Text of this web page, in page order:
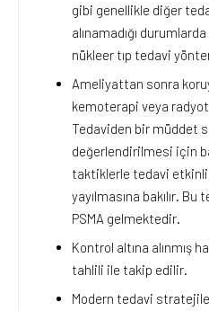
gibi genellikle diğer
alınamadığı
nükleer tıp tedavi
Ameliyattan sonra
kemoterapi veya
Tedaviden bir müddet
değerlendirilmesi için
taktiklerle tedavi
yayılmasına bakılır.
PSMA gelmektedir.
Kontrol altına alınmış
tahlili ile takip edilir.
Modern tedavi